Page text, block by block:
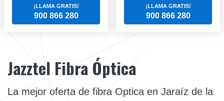
¡LLAMA GRATIS!
900 866 280
¡LLAMA GRATIS!
900 866 280
Jazztel Fibra Óptica
La mejor oferta de fibra Optica en Jaraíz de la